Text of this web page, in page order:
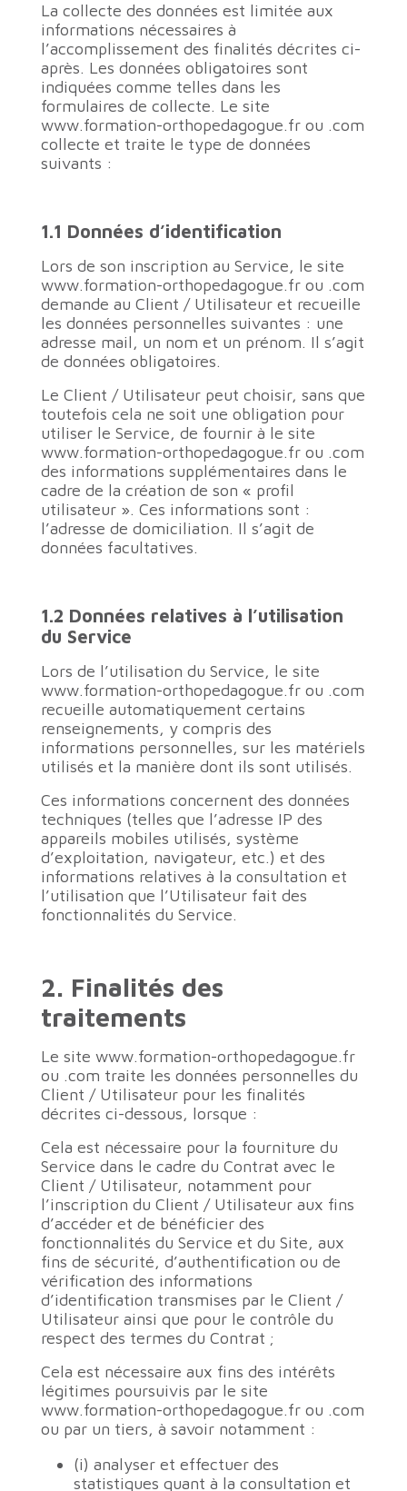
La collecte des données est limitée aux
informations nécessaires à
l’accomplissement des finalités décrites ci-
après. Les données obligatoires sont
indiquées comme telles dans les
formulaires de collecte. Le site
www.formation-orthopedagogue.fr ou .com
collecte et traite le type de données
suivants :
1.1 Données d’identification
Lors de son inscription au Service, le site
www.formation-orthopedagogue.fr ou .com
demande au Client / Utilisateur et recueille
les données personnelles suivantes : une
adresse mail, un nom et un prénom. Il s’agit
de données obligatoires.
Le Client / Utilisateur peut choisir, sans que
toutefois cela ne soit une obligation pour
utiliser le Service, de fournir à le site
www.formation-orthopedagogue.fr ou .com
des informations supplémentaires dans le
cadre de la création de son « profil
utilisateur ». Ces informations sont :
l’adresse de domiciliation. Il s’agit de
données facultatives.
1.2 Données relatives à l’utilisation
du Service
Lors de l’utilisation du Service, le site
www.formation-orthopedagogue.fr ou .com
recueille automatiquement certains
renseignements, y compris des
informations personnelles, sur les matériels
utilisés et la manière dont ils sont utilisés.
Ces informations concernent des données
techniques (telles que l’adresse IP des
appareils mobiles utilisés, système
d’exploitation, navigateur, etc.) et des
informations relatives à la consultation et
l’utilisation que l’Utilisateur fait des
fonctionnalités du Service.
2. Finalités des
traitements
Le site www.formation-orthopedagogue.fr
ou .com traite les données personnelles du
Client / Utilisateur pour les finalités
décrites ci-dessous, lorsque :
Cela est nécessaire pour la fourniture du
Service dans le cadre du Contrat avec le
Client / Utilisateur, notamment pour
l’inscription du Client / Utilisateur aux fins
d’accéder et de bénéficier des
fonctionnalités du Service et du Site, aux
fins de sécurité, d’authentification ou de
vérification des informations
d’identification transmises par le Client /
Utilisateur ainsi que pour le contrôle du
respect des termes du Contrat ;
Cela est nécessaire aux fins des intérêts
légitimes poursuivis par le site
www.formation-orthopedagogue.fr ou .com
ou par un tiers, à savoir notamment :
(i) analyser et effectuer des
statistiques quant à la consultation et